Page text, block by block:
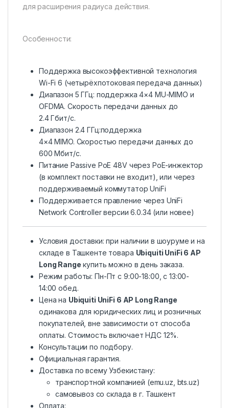
для расширения радиуса действия.
Особенности:
Поддержка высокоэффективной технология
Wi-Fi 6 (четырёхпотоковая передача данных)
Диапазон 5 ГГц: поддержка 4×4 MU-MIMO и
OFDMA. Скорость передачи данных до
2.4 Гбит/с.
Диапазон 2.4 ГГц:поддержка
4×4 MIMO. Скоростью передачи данных до
600 Мбит/с.
Питание Passive PoE 48V через PoE-инжектор
(в комплект поставки не входит), или через
поддерживаемый коммутатор UniFi
Поддерживается правление через UniFi
Network Controller версии 6.0.34 (или новее)
Условия доставки: при наличии в шоуруме и на
складе в Ташкенте товара Ubiquiti UniFi 6 AP
Long Range купить можно в день заказа.
Режим работы: Пн-Пт с 9:00-18:00, c 13:00-
14:00 обед.
Цена на Ubiquiti UniFi 6 AP Long Range
одинакова для юридических лиц и розничных
покупателей, вне зависимости от способа
оплаты. Стоимость включает НДС 12%.
Консультации по подбору.
Официальная гарантия.
Доставка по всему Узбекистану:
транспортной компанией (emu.uz, bts.uz)
самовывоз со склада в г. Ташкент
Оплата: